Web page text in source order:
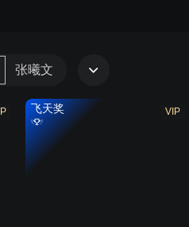
张曦文
VIP
飞天奖